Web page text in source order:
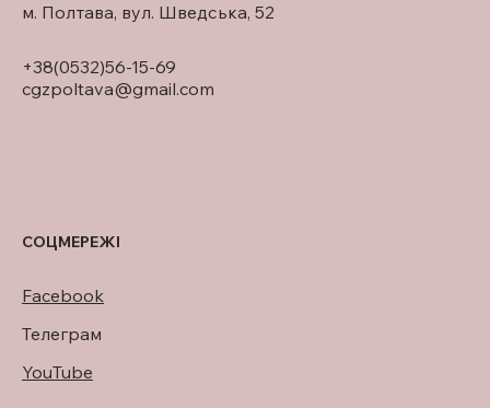
+38(0532)56-15-69
cgzpoltava@gmail.com
м. Полтава, вул. Шведська, 52
СОЦМЕРЕЖІ
Facebook
Телеграм
YouTube